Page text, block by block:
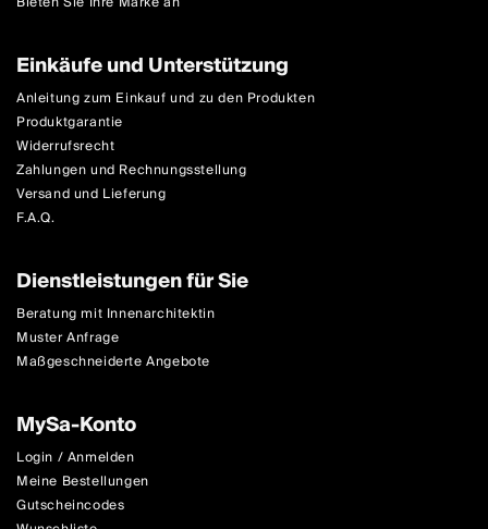
Einkäufe und Unterstützung
Anleitung zum Einkauf und zu den Produkten
Produktgarantie
Widerrufsrecht
Zahlungen und Rechnungsstellung
Versand und Lieferung
F.A.Q.
Dienstleistungen für Sie
Beratung mit Innenarchitektin
Muster Anfrage
Maßgeschneiderte Angebote
MySa-Konto
Login / Anmelden
Meine Bestellungen
Gutscheincodes